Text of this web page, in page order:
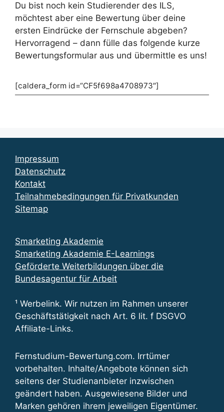
Du bist noch kein Studierender des ILS,
möchtest aber eine Bewertung über deine
ersten Eindrücke der Fernschule abgeben?
Hervorragend – dann fülle das folgende kurze
Bewertungsformular aus und übermittle es uns!
[caldera_form id=“CF5f698a4708973″]
Impressum
Datenschutz
Kontakt
Teilnahmebedingungen für Privatkunden
Sitemap
Smarketing Akademie
Smarketing Akademie E-Learnings
Geförderte Weiterbildungen über die
Bundesagentur für Arbeit
¹ Werbelink. Wir nutzen im Rahmen unserer
Geschäftstätigkeit nach Art. 6 lit. f DSGVO
Affiliate-Links.
Fernstudium-Bewertung.com. Irrtümer
vorbehalten. Inhalte/Angebote können sich
seitens der Studienanbieter inzwischen
geändert haben. Ausgewiesene Bilder und
Marken gehören ihrem jeweiligen Eigentümer.